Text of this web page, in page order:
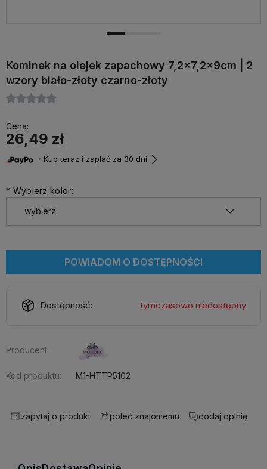
Kominek na olejek zapachowy 7,2x7,2x9cm | 2
wzory biało-złoty czarno-złoty
Cena:
26,49 zł
・Kup teraz i zapłać za 30 dni
* Wybierz kolor:
POWIADOM O DOSTĘPNOŚCI
Dostępność: tymczasowo niedostępny
Producent:
Kod produktu: M1-HTTP5102
zapytaj o produkt poleć znajomemu dodaj opinię